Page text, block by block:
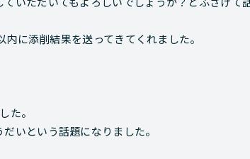
に添削結果を送ってきてくれました。
た。
いという話題になりました。